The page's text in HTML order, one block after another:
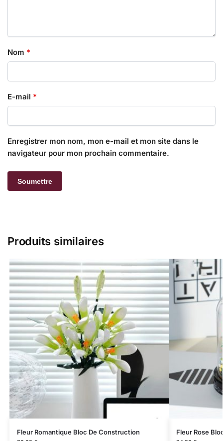
Nom *
E-mail *
Enregistrer mon nom, mon e-mail et mon site dans le
navigateur pour mon prochain commentaire.
Produits similaires
Fleur Romantique Bloc De Construction Fleur Rose